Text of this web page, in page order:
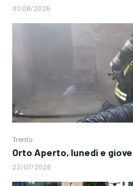
01/08/2026
Trento
Orto Aperto, lunedì e
22/07/2026